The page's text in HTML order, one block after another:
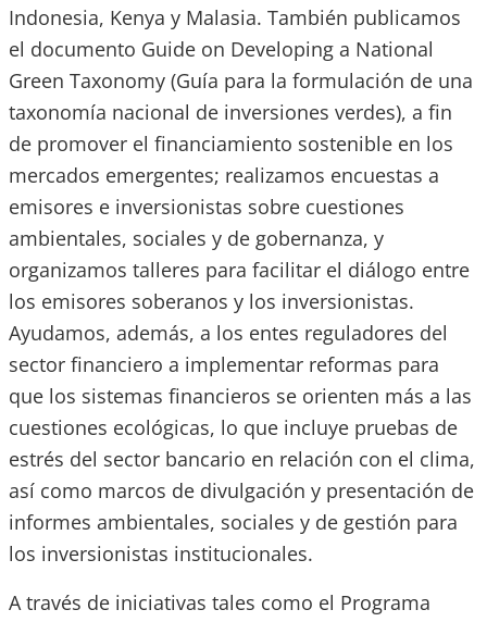
Indonesia, Kenya y Malasia. También publicamos
el documento Guide on Developing a National
Green Taxonomy (Guía para la formulación de una
taxonomía nacional de inversiones verdes), a fin
de promover el financiamiento sostenible en los
mercados emergentes; realizamos encuestas a
emisores e inversionistas sobre cuestiones
ambientales, sociales y de gobernanza, y
organizamos talleres para facilitar el diálogo entre
los emisores soberanos y los inversionistas.
Ayudamos, además, a los entes reguladores del
sector financiero a implementar reformas para
que los sistemas financieros se orienten más a las
cuestiones ecológicas, lo que incluye pruebas de
estrés del sector bancario en relación con el clima,
así como marcos de divulgación y presentación de
informes ambientales, sociales y de gestión para
los inversionistas institucionales.
A través de iniciativas tales como el Programa